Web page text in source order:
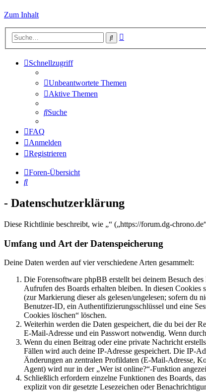
Zum Inhalt
Suche
Schnellzugriff
Unbeantwortete Themen
Aktive Themen
Suche
FAQ
Anmelden
Registrieren
Foren-Übersicht
Suche
- Datenschutzerklärung
Diese Richtlinie beschreibt, wie „“ („https://forum.dg-
Umfang und Art der Datenspeicherung
Deine Daten werden auf vier verschiedene Arten gesammelt:
Die Forensoftware phpBB erstellt bei deinem Besuch
Aufrufen des Boards erhalten bleiben. In diesen
(zur Markierung dieser als gelesen/ungelesen; sofern du
Benutzer-ID, ein Authentifizierungsschlüssel und eine
Cookies löschen“ löschen.
Weiterhin werden die Daten gespeichert, die du bei der
E-Mail-Adresse und ein Passwort notwendig. Wenn
Wenn du einen Beitrag oder eine private Nachricht
Fällen wird auch deine IP-Adresse gespeichert. Die IP-
Änderungen an zentralen Profildaten (E-Mail-Adresse,
Agent) wird nur in der „Wer ist online?“-Funktion
Schließlich erfordern einzelne Funktionen des Boards,
explizit von dir gesetzte Lesezeichen oder